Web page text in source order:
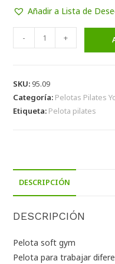
Añadir a Lista de
- +
SKU:95.09
Categoría: Pelotas Pilates
Etiqueta: Pelota pilates
DESCRIPCIÓN
DESCRIPCIÓN
Pelota soft gym
Pelota para trabajar